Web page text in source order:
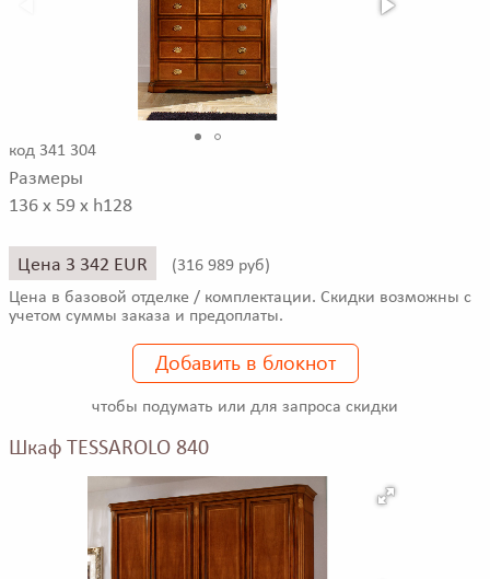
код 341 304
Размеры
136 x 59 x h128
Цена 3 342 EUR (316 989 руб)
Цена в базовой отделке / комплектации. Скидки возможны с
учетом суммы заказа и предоплаты.
Добавить в блокнот
чтобы подумать или для запроса скидки
Шкаф TESSAROLO 840